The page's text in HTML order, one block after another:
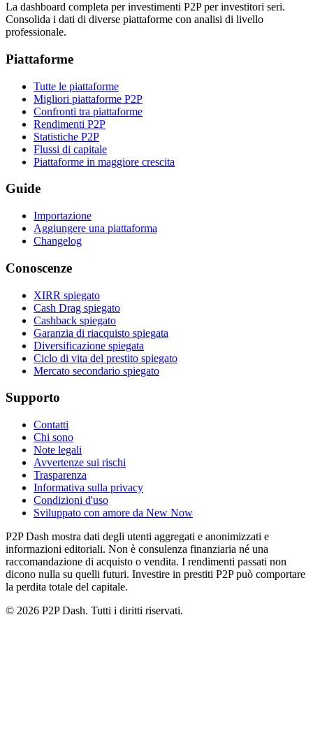
La dashboard completa per investimenti P2P per investitori seri.
Consolida i dati di diverse piattaforme con analisi di livello
professionale.
Piattaforme
Tutte le piattaforme
Migliori piattaforme P2P
Confronti tra piattaforme
Rendimenti P2P
Statistiche P2P
Flussi di capitale
Piattaforme in maggiore crescita
Guide
Importazione
Aggiungere una piattaforma
Changelog
Conoscenze
XIRR spiegato
Cash Drag spiegato
Cashback spiegato
Garanzia di riacquisto spiegata
Diversificazione spiegata
Ciclo di vita del prestito spiegato
Mercato secondario spiegato
Supporto
Contatti
Chi sono
Note legali
Avvertenze sui rischi
Trasparenza
Informativa sulla privacy
Condizioni d'uso
Sviluppato con amore da New Now
P2P Dash mostra dati degli utenti aggregati e anonimizzati e
informazioni editoriali. Non è consulenza finanziaria né una
raccomandazione di acquisto o vendita. I rendimenti passati non
dicono nulla su quelli futuri. Investire in prestiti P2P può comportare
la perdita totale del capitale.
© 2026 P2P Dash. Tutti i diritti riservati.